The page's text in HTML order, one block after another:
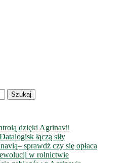
dzięki Agrinavii
łączą siły
sprawdż czy się opłaca
w rolnictwie